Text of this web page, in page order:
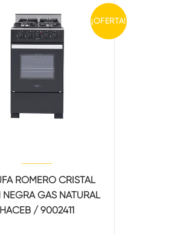
¡OFERTA!
ROMERO CRISTAL
GAS NATURAL
HACEB / 9002411